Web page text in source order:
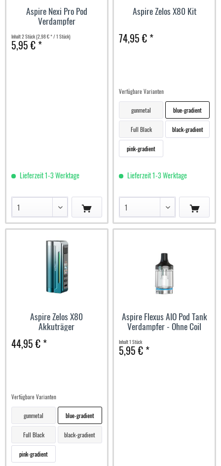
Aspire Nexi Pro Pod
Verdampfer
Inhalt2 Stück(2,98 € * / 1 Stück)
5,95 € *
Lieferzeit 1-3 Werktage
Aspire Zelos X80 Kit
74,95 € *
Verfügbare Varianten
gunmetal blue-gradient
Full Black black-gradient
pink-gradient
Lieferzeit 1-3 Werktage
Aspire Zelos X80
Akkuträger
44,95 € *
Verfügbare Varianten
gunmetal blue-gradient
Full Black black-gradient
pink-gradient
Aspire Flexus AIO Pod Tank
Verdampfer - Ohne Coil
Inhalt1 Stück
5,95 € *